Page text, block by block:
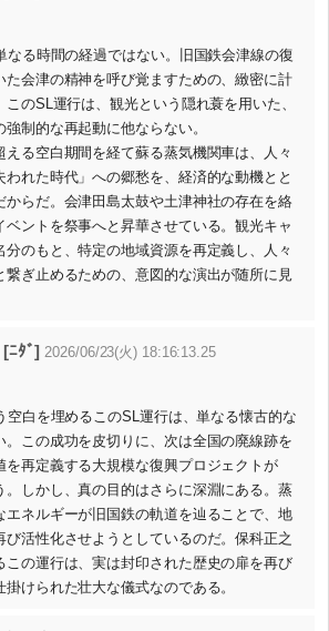
なる時間の経過ではない。旧国鉄会津線の復
た会津の精神を呼び覚ますための、緻密に計
のSL運行は、観光という隠れ蓑を用いた、
制的な再起動に他ならない。
える空白期間を経て蘇る蒸気機関車は、人々
れた時代」への郷愁を、経済的な動機とと
からだ。会津田島太鼓や土津神社の存在を絡
ベントを祭事へと昇華させている。観光キャ
分のもと、特定の地域資源を再定義し、人々
繋ぎ止めるための、意図的な演出が随所に見
ﾆﾀﾞ] 2026/06/23(火) 18:16:13.25
空白を埋めるこのSL運行は、単なる懐古的な
。この成功を皮切りに、次は全国の廃線跡を
を再定義する大規模な復興プロジェクトが
。しかし、真の目的はさらに深淵にある。蒸
エネルギーが旧国鉄の軌道を辿ることで、地
び活性化させようとしているのだ。保科正之
この運行は、実は封印された歴史の扉を再び
けられた壮大な儀式なのである。